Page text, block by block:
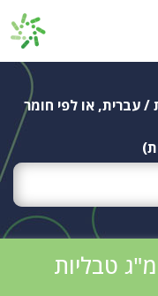
עברית, או לפי חומר
קו-דיובאן 160/12.5 מ"ג טבליות